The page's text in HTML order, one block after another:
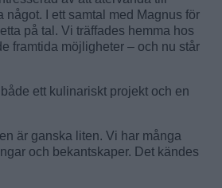
något. I ett samtal med Magnus för
på tal. Vi träffades hemma hos
framtida möjligheter – och nu står
ett kulinariskt projekt och en
är ganska liten. Vi har många
och bekantskaper. Det kändes